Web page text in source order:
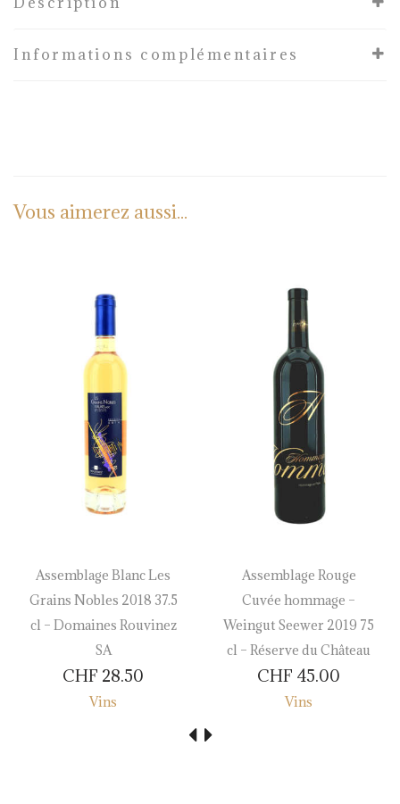
Informations complémentaires
Vous aimerez aussi...
Assemblage Blanc Les
Grains Nobles 2018 37.5
cl – Domaines Rouvinez
SA
CHF 28.50
Vins
Assemblage Rouge
Cuvée hommage –
Weingut Seewer 2019 75
cl – Réserve du Château
CHF 45.00
Vins